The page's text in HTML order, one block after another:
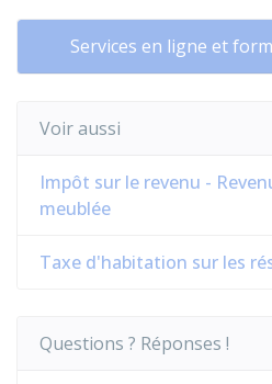
Services en ligne et
Voir aussi
Impôt sur le revenu -
meublée
Taxe d'habitation sur les
Questions ? Réponses !